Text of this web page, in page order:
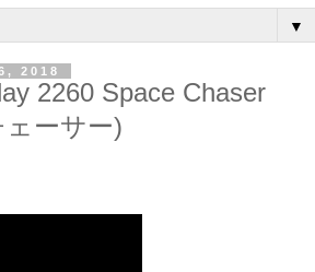
▼
2018
2260 Space Chaser
ーサー)